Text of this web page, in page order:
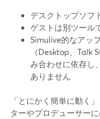
デスクトップソフ
ゲストは別ツール
Simulive的なアッ
（Desktop、Talk
み合わせに依存し
ありません
「とにかく簡単に動く
ターやプロデューサー